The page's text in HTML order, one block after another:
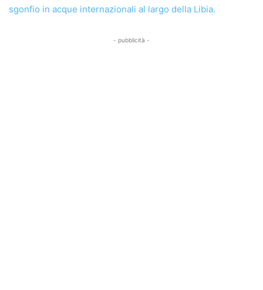
sgonfio in acque internazionali al largo della Libia.
- pubblicità -